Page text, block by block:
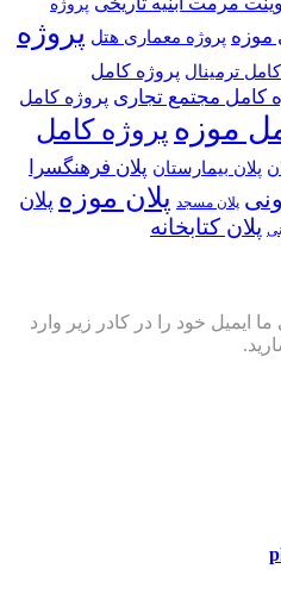
پروژه
موزه پروژه معماری هتل پروژه
ترمینال پروژه کامل
کامل مجتمع تجاری پروژه کامل
موزه پروژه کامل
پلان بیمارستان پلان فرهنگسرا
پلان مسجد پلان موزه پلان
پلان کتابخانه
ایمیل خود را در کادر زیر وارد